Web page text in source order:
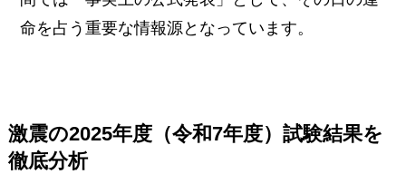
命を占う重要な情報源となっています。
激震の2025年度（令和7年度）試験結果を
徹底分析